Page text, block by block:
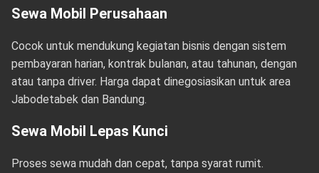
Sewa Mobil Perusahaan
Cocok untuk mendukung kegiatan bisnis dengan sistem
pembayaran harian, kontrak bulanan, atau tahunan, dengan
atau tanpa driver. Harga dapat dinegosiasikan untuk area
Jabodetabek dan Bandung.
Sewa Mobil Lepas Kunci
Proses sewa mudah dan cepat, tanpa syarat rumit.